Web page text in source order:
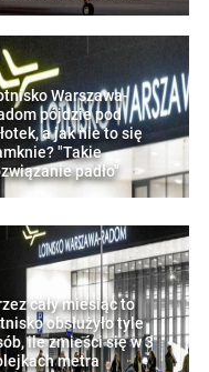
Warszawa-
pójdzie pod
a jak nie to się
"Takie
padło"
cały miesiąc to
obsłużyło tyle
ile zmieści się w 3
metra